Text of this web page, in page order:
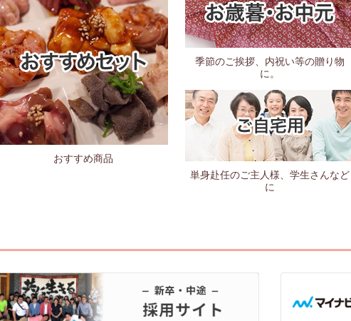
おすすめ商品
季節のご挨拶、内祝い等の贈り物
に。
単身赴任のご主人様、学生さんなど
に